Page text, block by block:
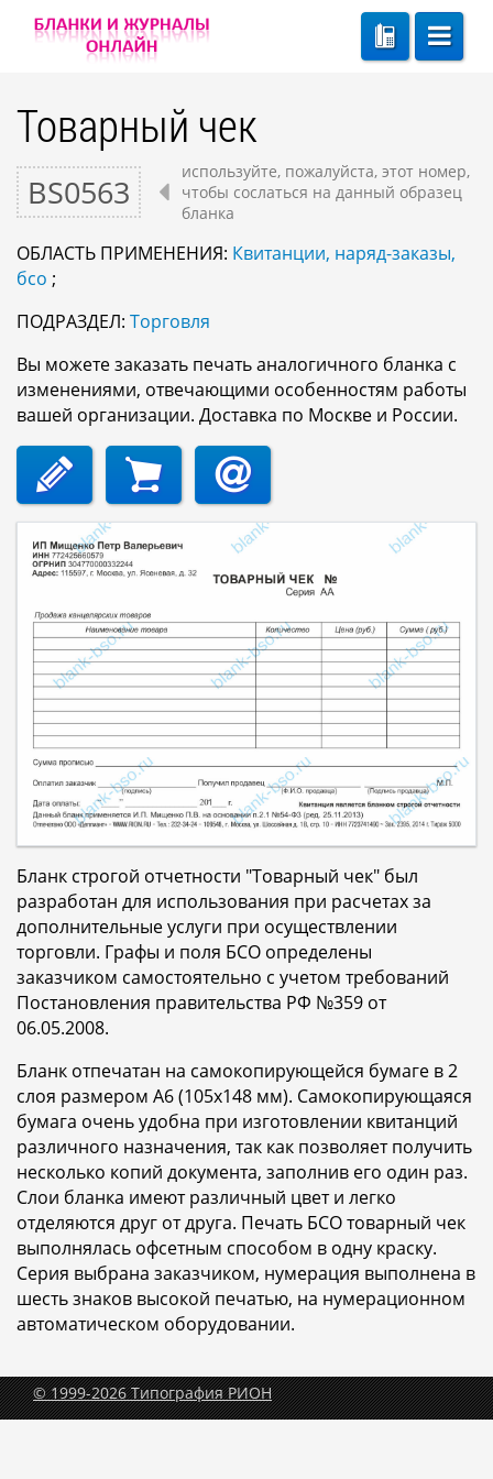
Товарный чек
BS0563
используйте, пожалуйста, этот номер,
чтобы сослаться на данный образец
бланка
ОБЛАСТЬ ПРИМЕНЕНИЯ: Квитанции, наряд-заказы,
бсо ;
ПОДРАЗДЕЛ: Торговля
Вы можете заказать печать аналогичного бланка с
изменениями, отвечающими особенностям работы
вашей организации. Доставка по Москве и России.
Бланк строгой отчетности "Товарный чек" был
разработан для использования при расчетах за
дополнительные услуги при осуществлении
торговли. Графы и поля БСО определены
заказчиком самостоятельно с учетом требований
Постановления правительства РФ №359 от
06.05.2008.
Бланк отпечатан на самокопирующейся бумаге в 2
слоя размером A6 (105x148 мм). Самокопирующаяся
бумага очень удобна при изготовлении квитанций
различного назначения, так как позволяет получить
несколько копий документа, заполнив его один раз.
Слои бланка имеют различный цвет и легко
отделяются друг от друга. Печать БСО товарный чек
выполнялась офсетным способом в одну краску.
Серия выбрана заказчиком, нумерация выполнена в
шесть знаков высокой печатью, на нумерационном
автоматическом оборудовании.
© 1999-2026 Типография РИОН